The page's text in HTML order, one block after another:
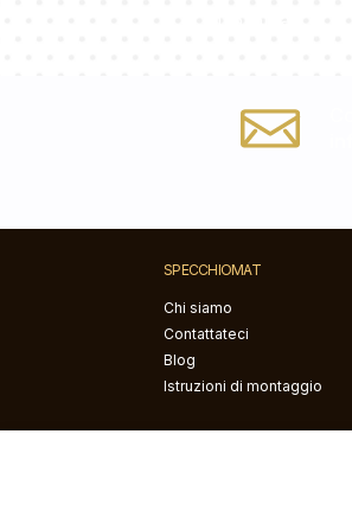
SPECCHIOMAT
Chi siamo
Contattateci
Blog
Istruzioni di montaggio